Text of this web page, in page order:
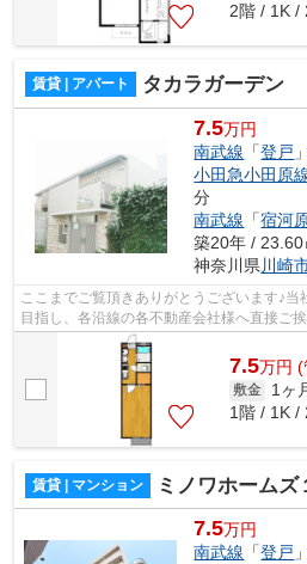
2階 / 1K /
賃貸 | アパート タカラガーデン
7.5万円
南武線 「登戸
小田急小田原
分
南武線 「宿河
築20年 / 23.60
神奈川県 川崎
ここまでご覧頂きありがとうございます♪
目指し、各沿線の各不動産会社様へ直接ご
様へ提供しております！最新の情報は...
7.5万円 (
敷金 1ヶ
1階 / 1K /
賃貸 | マンション ミノワホームズ
7.5万円
南武線 「登戸